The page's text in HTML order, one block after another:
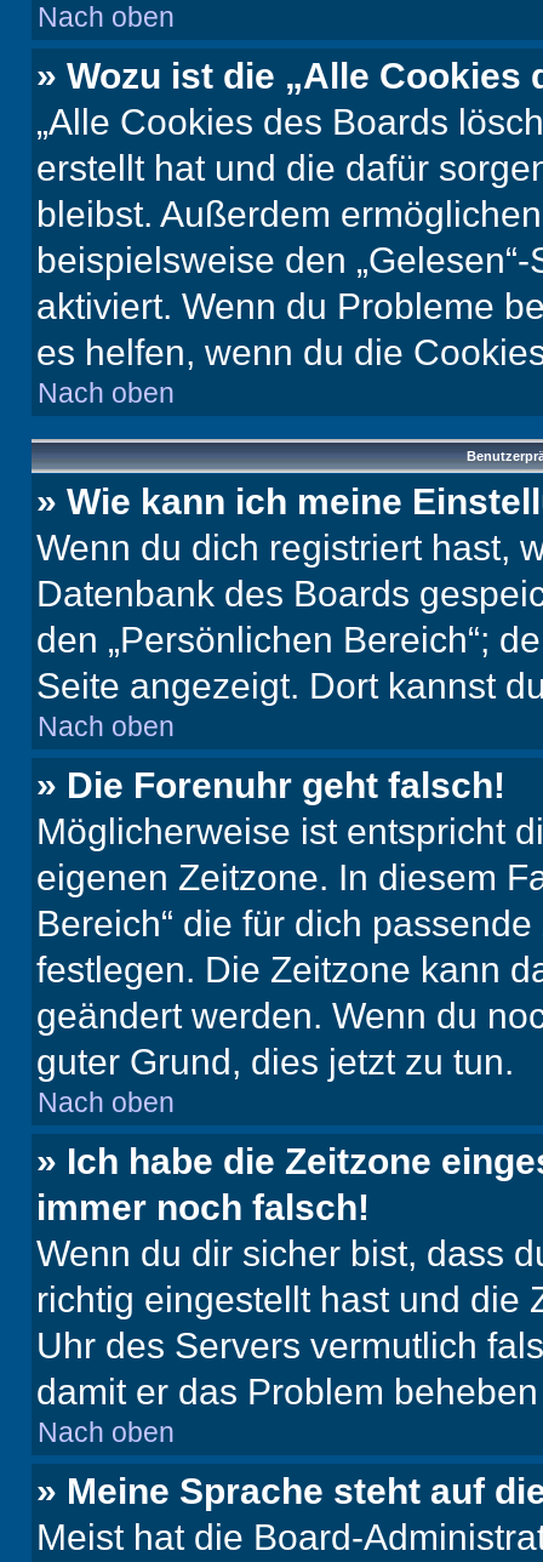
Nach oben
» Wozu ist die „Alle
„Alle Cookies des Boards
erstellt hat und die dafür
bleibst. Außerdem
beispielsweise den
aktiviert. Wenn du Probleme
es helfen, wenn du die
Nach oben
» Wie kann ich meine
Wenn du dich registriert hast,
Datenbank des Boards
den „Persönlichen Bereich“;
Seite angezeigt. Dort kannst
Nach oben
» Die Forenuhr geht falsch!
Möglicherweise ist entspricht
eigenen Zeitzone. In diesem
Bereich“ die für dich
festlegen. Die Zeitzone kann
geändert werden. Wenn du
guter Grund, dies jetzt zu tun.
Nach oben
» Ich habe die Zeitzone
immer noch falsch!
Wenn du dir sicher bist, dass
richtig eingestellt hast und die
Uhr des Servers vermutlich
damit er das Problem
Nach oben
» Meine Sprache steht auf
Meist hat die Board-